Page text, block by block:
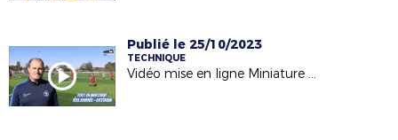
Publié le 25/10/2023
TECHNIQUE
Vidéo mise en ligne Miniature de la vidéo : Foot en Marchant (Présentation - J1 du Critérium 23/24)